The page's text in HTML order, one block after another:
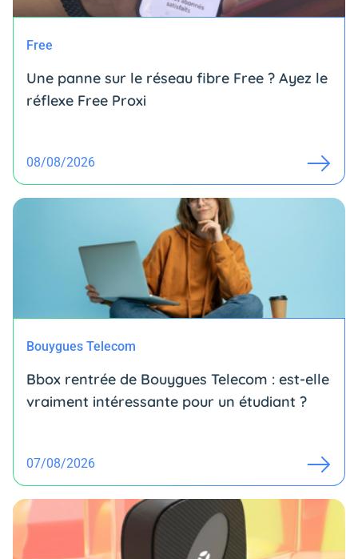
Free
Une panne sur le réseau fibre Free ? Ayez le
réflexe Free Proxi
08/08/2026
Bouygues Telecom
Bbox rentrée de Bouygues Telecom : est-elle
vraiment intéressante pour un étudiant ?
07/08/2026